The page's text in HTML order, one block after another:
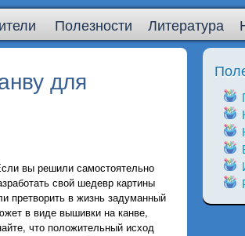
Полезности Литература
для
вы решили самостоятельно
свой шедевр картины
претворить в жизнь задуманный
в виде вышивки на канве,
что положительный исход